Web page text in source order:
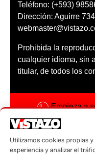
Teléfono: (+593)
Dirección: Aguirre
Prohibida la
cualquier idioma, sin
titular, de todos los
Empieza a
Código ética
Utilizamos cookies propias
experiencia y analizar el